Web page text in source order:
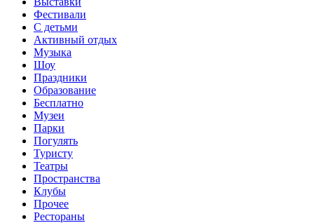
Фестивали
С детьми
Активный отдых
Музыка
Шоу
Праздники
Образование
Бесплатно
Музеи
Парки
Погулять
Туристу
Театры
Пространства
Клубы
Прочее
Рестораны